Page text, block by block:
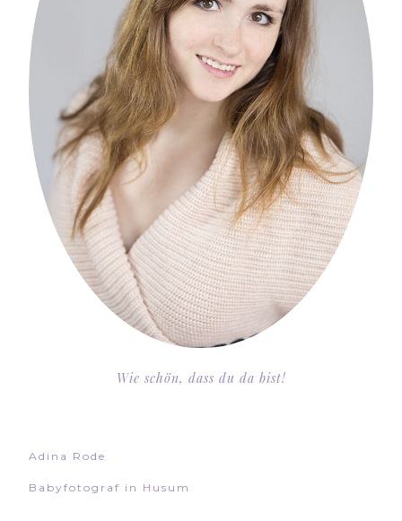
Wie schön, dass du da bist!
Adina Rode
Babyfotograf in Husum